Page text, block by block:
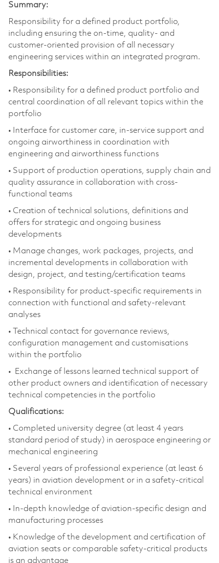
Summary:
Responsibility for a defined product portfolio,
including ensuring the on-time, quality- and
customer-oriented provision of all necessary
engineering services within an integrated program.
Responsibilities:
• Responsibility for a defined product portfolio and
central coordination of all relevant topics within the
portfolio
• Interface for customer care, in-service support and
ongoing airworthiness in coordination with
engineering and airworthiness functions
• Support of production operations, supply chain and
quality assurance in collaboration with cross-
functional teams
• Creation of technical solutions, definitions and
offers for strategic and ongoing business
developments
• Manage changes, work packages, projects, and
incremental developments in collaboration with
design, project, and testing/certification teams
• Responsibility for product-specific requirements in
connection with functional and safety-relevant
analyses
• Technical contact for governance reviews,
configuration management and customisations
within the portfolio
• Exchange of lessons learned technical support of
other product owners and identification of necessary
technical competencies in the portfolio
Qualifications:
• Completed university degree (at least 4 years
standard period of study) in aerospace engineering or
mechanical engineering
• Several years of professional experience (at least 6
years) in aviation development or in a safety-critical
technical environment
• In-depth knowledge of aviation-specific design and
manufacturing processes
• Knowledge of the development and certification of
aviation seats or comparable safety-critical products
is an advantage